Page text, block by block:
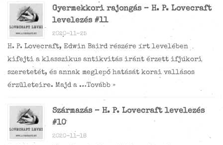
Gyermekkori rajongás – H. P. Lovecraft
levelezés #11
2020-11-25
H. P. Lovecraft, Edwin Baird részére írt levelében
kifejti a klasszikus antikvitás iránt érzett ifjúkori
szeretetét, és annak meglepő hatását korai vallásos
érzületeire. Majd a …Tovább »
Származás – H. P. Lovecraft levelezés
#10
2020-11-18